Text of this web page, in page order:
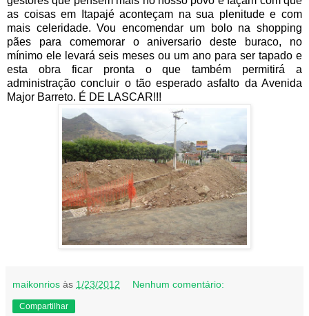
as coisas em Itapajé aconteçam na sua plenitude e com
mais celeridade. Vou encomendar um bolo na shopping
pães para comemorar o aniversario deste buraco, no
mínimo ele levará seis meses ou um ano para ser tapado e
esta obra ficar pronta o que também permitirá a
administração concluir o tão esperado asfalto da Avenida
Major Barreto. É DE LASCAR!!!
maikonrios às 1/23/2012 Nenhum comentário:
Compartilhar